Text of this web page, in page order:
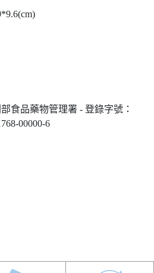
食品藥物管理署 - 登錄字號：
00000-6